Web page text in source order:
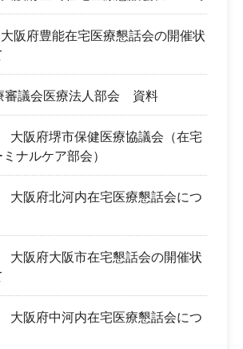
阪府豊能在宅医療懇話会の開催状
審議会医療法人部会 資料
阪府堺市保健医療協議会（在宅
ナルケア部会）
阪府北河内在宅医療懇話会につ
阪府大阪市在宅懇話会の開催状
阪府中河内在宅医療懇話会につ